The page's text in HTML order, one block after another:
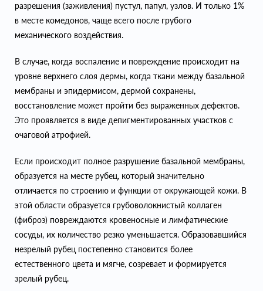
разрешения (заживления) пустул, папул, узлов. И только 1%
в месте комедонов, чаще всего после грубого
механического воздействия.
В случае, когда воспаление и повреждение происходит на
уровне верхнего слоя дермы, когда ткани между базальной
мембраны и эпидермисом, дермой сохранены,
восстановление может пройти без выраженных дефектов.
Это проявляется в виде депигментированных участков с
очаговой атрофией.
Если происходит полное разрушение базальной мембраны,
образуется на месте рубец, который значительно
отличается по строению и функции от окружающей кожи. В
этой области образуется грубоволокнистый коллаген
(фиброз) повреждаются кровеносные и лимфатические
сосуды, их количество резко уменьшается. Образовавшийся
незрелый рубец постепенно становится более
естественного цвета и мягче, созревает и формируется
зрелый рубец.